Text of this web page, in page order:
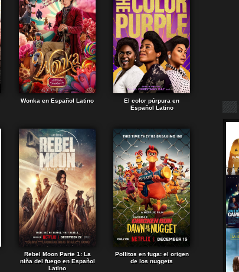
Wonka en Español Latino
El color púrpura en
Español Latino
Rebel Moon Parte 1: La
niña del fuego en Español
Latino
Pollitos en fuga: el origen
de los nuggets